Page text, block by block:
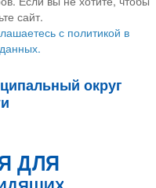
сайт.
с политикой в